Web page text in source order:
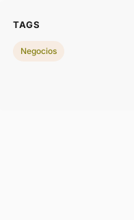
TAGS
Negocios